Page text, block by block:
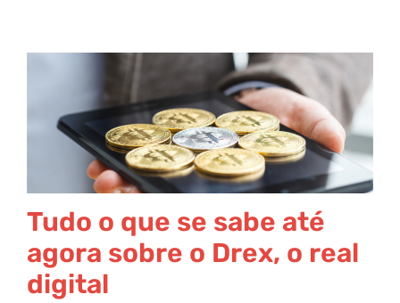
Tudo o que se sabe até
agora sobre o Drex, o real
digital